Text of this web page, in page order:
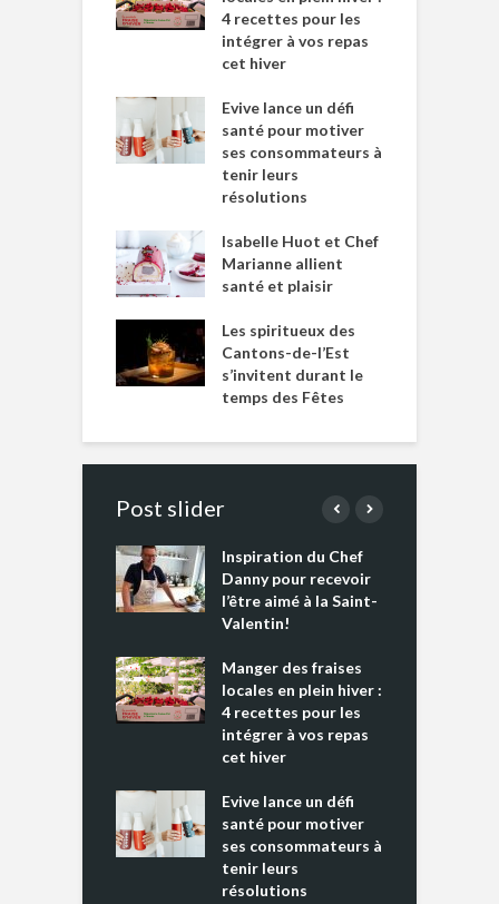
4 recettes pour les
intégrer à vos repas
cet hiver
Evive lance un défi
santé pour motiver
ses consommateurs à
tenir leurs
résolutions
Isabelle Huot et Chef
Marianne allient
santé et plaisir
Les spiritueux des
Cantons-de-l’Est
s’invitent durant le
temps des Fêtes
Post slider
Inspiration du Chef
Danny pour recevoir
l’être aimé à la Saint-
Valentin!
Manger des fraises
locales en plein hiver :
4 recettes pour les
intégrer à vos repas
cet hiver
Evive lance un défi
santé pour motiver
ses consommateurs à
tenir leurs
résolutions